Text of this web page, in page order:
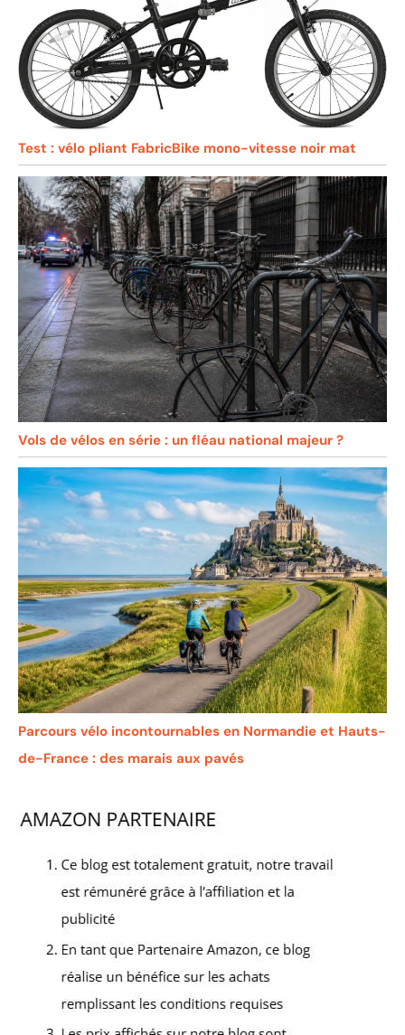
Test : vélo pliant FabricBike mono-vitesse noir mat
Vols de vélos en série : un fléau national majeur ?
Parcours vélo incontournables en Normandie et Hauts-
de-France : des marais aux pavés